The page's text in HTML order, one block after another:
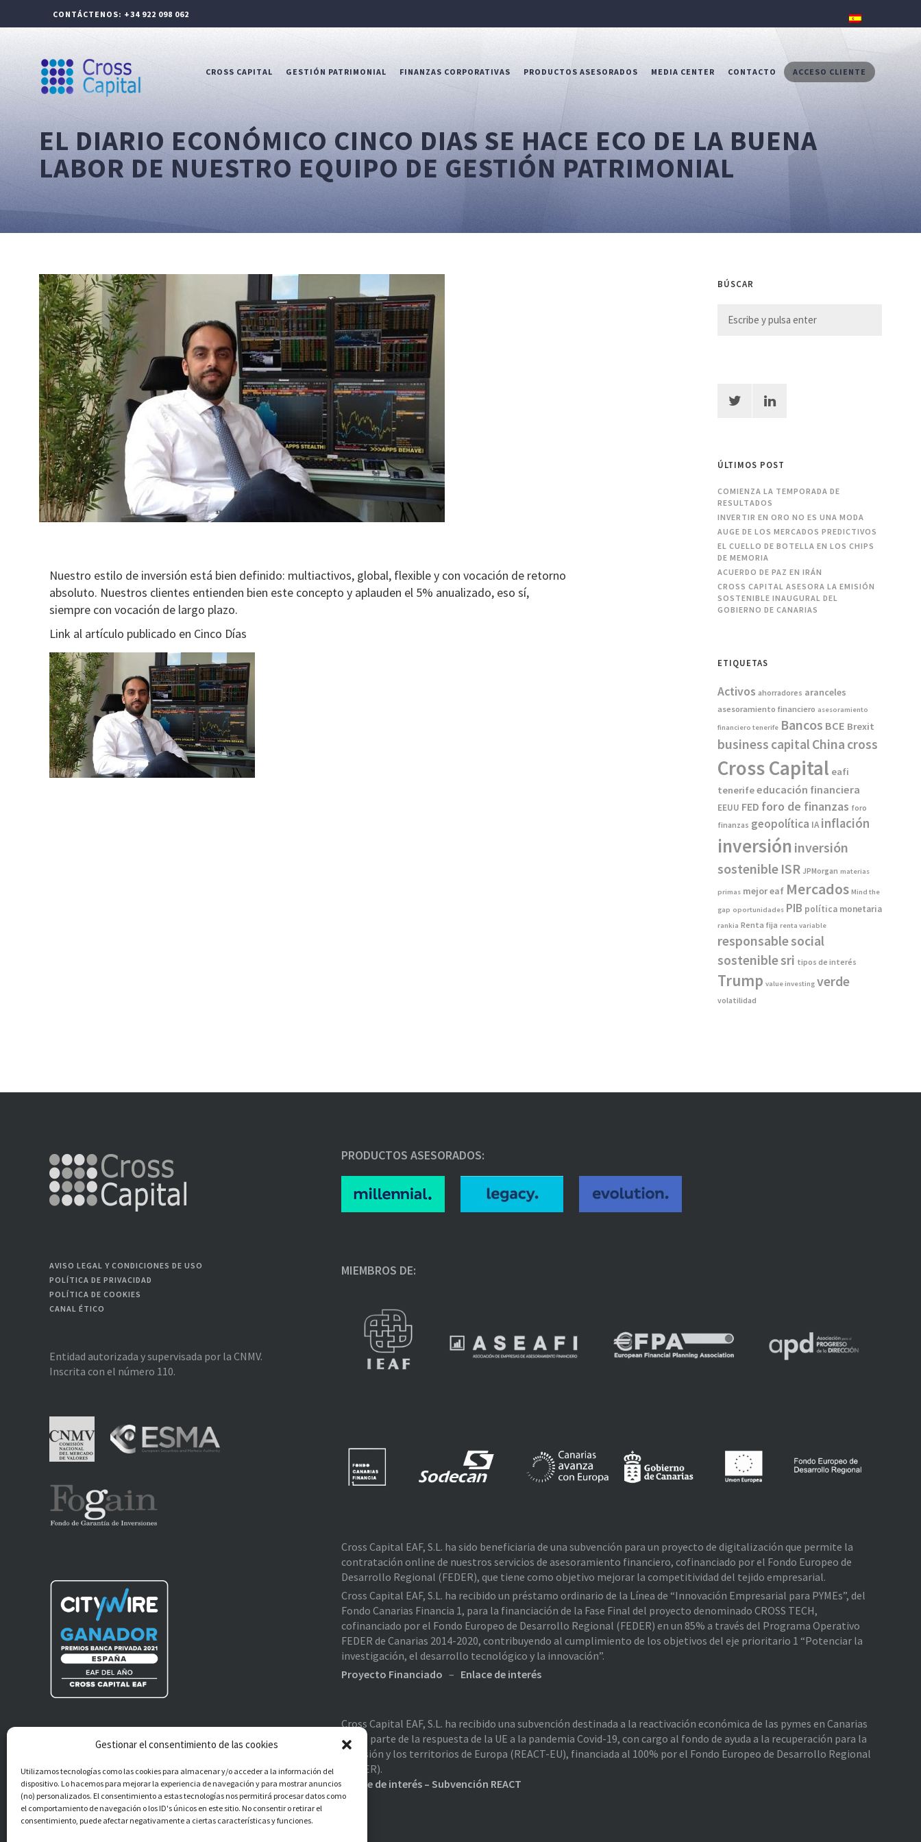
Gestionar el consentimiento de las cookies
Utilizamos tecnologías como las cookies para almacenar y/o acceder a la información del
dispositivo. Lo hacemos para mejorar la experiencia de navegación y para mostrar anuncios
(no) personalizados. El consentimiento a estas tecnologías nos permitirá procesar datos como
el comportamiento de navegación o los ID's únicos en este sitio. No consentir o retirar el
consentimiento, puede afectar negativamente a ciertas características y funciones.
CONTÁCTENOS: +34 922 098 062
CROSS CAPITAL GESTIÓN PATRIMONIAL FINANZAS CORPORATIVAS PRODUCTOS ASESORADOS MEDIA CENTER CONTACTO ACCESO CLIENTE
EL DIARIO ECONÓMICO CINCO DIAS SE HACE ECO DE LA BUENA
LABOR DE NUESTRO EQUIPO DE GESTIÓN PATRIMONIAL
Nuestro estilo de inversión está bien definido: multiactivos, global, flexible y con vocación de retorno
absoluto. Nuestros clientes entienden bien este concepto y aplauden el 5% anualizado, eso sí,
siempre con vocación de largo plazo.
Link al artículo publicado en Cinco Días
BÚSCAR
ÚLTIMOS POST
COMIENZA LA TEMPORADA DE
RESULTADOS
INVERTIR EN ORO NO ES UNA MODA
AUGE DE LOS MERCADOS PREDICTIVOS
EL CUELLO DE BOTELLA EN LOS CHIPS
DE MEMORIA
ACUERDO DE PAZ EN IRÁN
CROSS CAPITAL ASESORA LA EMISIÓN
SOSTENIBLE INAUGURAL DEL
GOBIERNO DE CANARIAS
ETIQUETAS
Activos ahorradores aranceles
asesoramiento financiero asesoramiento
financiero tenerife Bancos BCE Brexit
business capitalChina cross
Cross Capital eafi
tenerifeeducación financiera
EEUU FED foro de finanzas foro
finanzas geopolítica IA inflación
inversión inversión
sostenible ISR JPMorgan materias
primas mejor eaf Mercados Mind the
gap oportunidades PIB política monetaria
rankia Renta fija renta variable
responsablesocial
sosteniblesri tipos de interés
Trump value investing verde
volatilidad
AVISO LEGAL Y CONDICIONES DE USO
POLÍTICA DE PRIVACIDAD
POLÍTICA DE COOKIES
CANAL ÉTICO
Entidad autorizada y supervisada por la CNMV.
Inscrita con el número 110.
Cross Capital EAF S.L.
reservados.
PRODUCTOS ASESORADOS:
MIEMBROS DE:
Cross Capital EAF, S.L. ha sido beneficiaria de una subvención para un proyecto de digitalización que permite la
contratación online de nuestros servicios de asesoramiento financiero, cofinanciado por el Fondo Europeo de
Desarrollo Regional (FEDER), que tiene como objetivo mejorar la competitividad del tejido empresarial.
Cross Capital EAF, S.L. ha recibido un préstamo ordinario de la Línea de “Innovación Empresarial para PYMEs”, del
Fondo Canarias Financia 1, para la financiación de la Fase Final del proyecto denominado CROSS TECH,
cofinanciado por el Fondo Europeo de Desarrollo Regional (FEDER) en un 85% a través del Programa Operativo
FEDER de Canarias 2014-2020, contribuyendo al cumplimiento de los objetivos del eje prioritario 1 “Potenciar la
investigación, el desarrollo tecnológico y la innovación”.
Proyecto Financiado – Enlace de interés
Cross Capital EAF, S.L. ha recibido una subvención destinada a la reactivación económica de las pymes en Canarias
como parte de la respuesta de la UE a la pandemia Covid-19, con cargo al fondo de ayuda a la recuperación para la
cohesión y los territorios de Europa (REACT-EU), financiada al 100% por el Fondo Europeo de Desarrollo Regional
(FEDER).
Enlace de interés – Subvención REACT